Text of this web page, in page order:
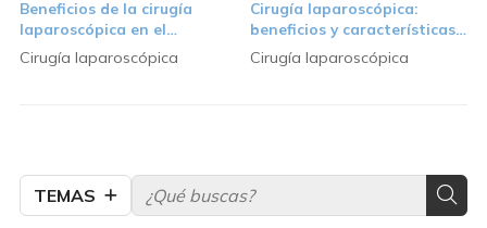
TEMAS
Beneficios de la cirugía
laparoscópica en el
tratamiento del aparato
digestivo
Cirugía laparoscópica
Cirugía laparoscópica:
beneficios y características
principales
Cirugía laparoscópica